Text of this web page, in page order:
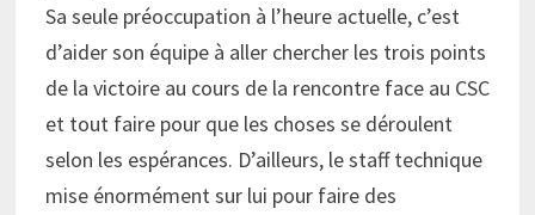
Sa seule préoccupation à l’heure actuelle, c’est
d’aider son équipe à aller chercher les trois points
de la victoire au cours de la rencontre face au CSC
et tout faire pour que les choses se déroulent
selon les espérances. D’ailleurs, le staff technique
mise énormément sur lui pour faire des